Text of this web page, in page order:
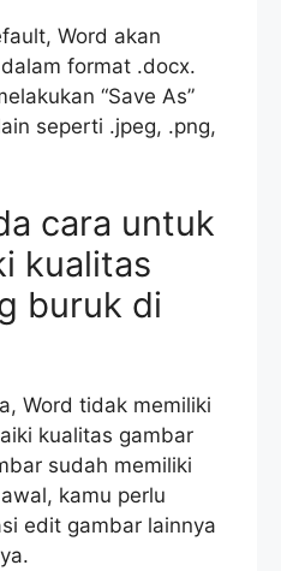
Word akan
format .docx.
“Save As”
seperti .jpeg, .png,
cara untuk
kualitas
buruk di
Word tidak memiliki
kualitas gambar
sudah memiliki
kamu perlu
edit gambar lainnya